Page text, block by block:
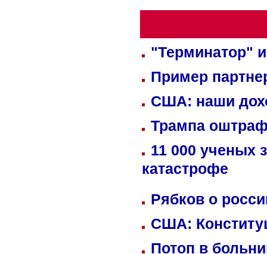
"Терминатор"
Пример
США: наши
Трампа
11 000 ученых
катастрофе
Рябков о
США:
Потоп в